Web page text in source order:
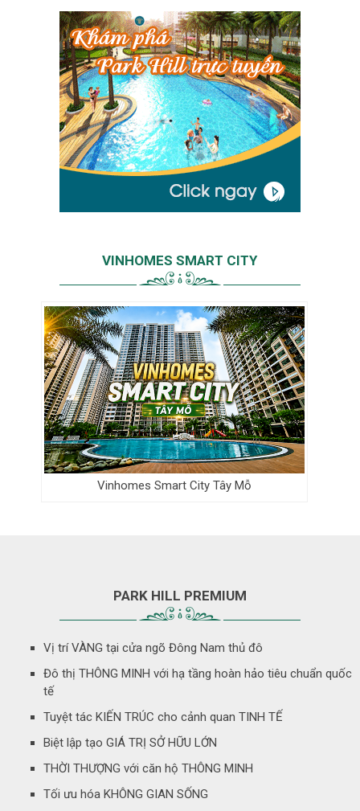
VINHOMES SMART CITY
Vinhomes Smart City Tây Mỗ
PARK HILL PREMIUM
Vị trí VÀNG tại cửa ngõ Đông Nam thủ đô
Đô thị THÔNG MINH với hạ tầng hoàn hảo tiêu chuẩn quốc
tế
Tuyệt tác KIẾN TRÚC cho cảnh quan TINH TẾ
Biệt lập tạo GIÁ TRỊ SỞ HỮU LỚN
THỜI THƯỢNG với căn hộ THÔNG MINH
Tối ưu hóa KHÔNG GIAN SỐNG